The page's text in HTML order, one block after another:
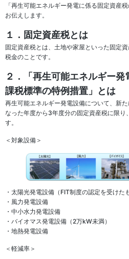
「再生可能エネルギー発電に係る固定資産
お伝えします。
１．固定資産税とは
固定資産税とは、土地や家屋といった固定
税金のことです。
２．「再生可能エネルギー
課税標準の特例措置」とは
再生可能エネルギー発電設備について、新
なった年度から3年度分の固定資産税に限
す。
＜対象設備＞
・太陽光発電設備（FIT制度の認定を受けた
・風力発電設備
・中小水力発電設備
・バイオマス発電設備（2万kW未満）
・地熱発電設備
＜軽減率＞